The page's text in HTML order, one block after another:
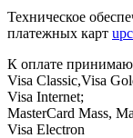
Техническое
платежных карт
К оплате
Visa Classic,Visa
Visa Internet;
MasterCard Mass,
Visa Electron